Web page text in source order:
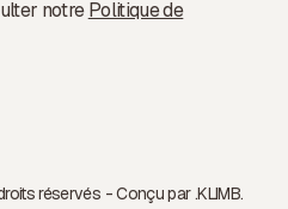
notrePolitique de
réservés - Conçu par .KLIMB.